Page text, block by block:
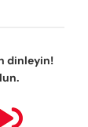
dinleyin!